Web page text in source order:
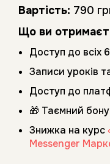
Вартість: 790
Що ви
Доступ до всіх
Записи уроків
Доступ до
🎁 Таємний
Знижка на курс
Messenger